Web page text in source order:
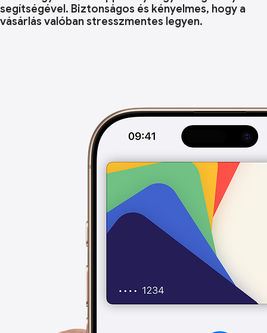
segítségével. Biztonságos és kényelmes, hogy a
vásárlás valóban stresszmentes legyen.